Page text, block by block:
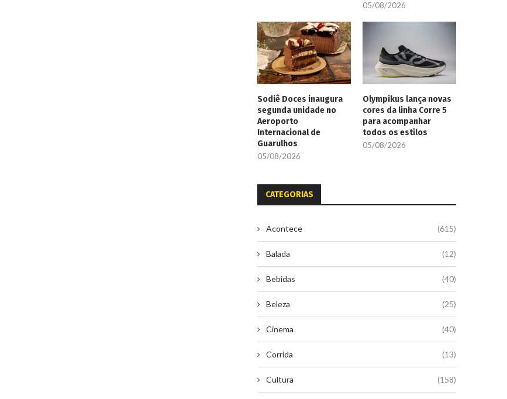
05/08/2026
Sodiê Doces inaugura
segunda unidade no
Aeroporto
Internacional de
Guarulhos
05/08/2026
Olympikus lança novas
cores da linha Corre 5
para acompanhar
todos os estilos
05/08/2026
CATEGORIAS
Acontece (615)
Balada (12)
Bebidas (40)
Beleza (25)
Cinema (40)
Corrida (13)
Cultura (158)